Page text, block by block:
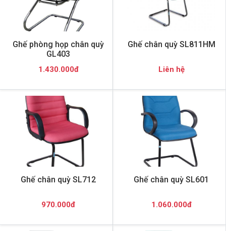
Ghế phòng họp chân quỳ
GL403
1.430.000đ
Ghế chân quỳ SL811HM
Liên hệ
Ghế chân quỳ SL712
970.000đ
Ghế chân quỳ SL601
1.060.000đ